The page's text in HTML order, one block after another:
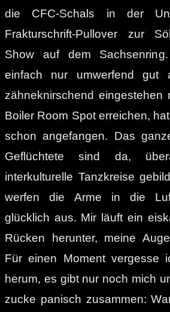
die CFC-Schals in der
Frakturschrift-Pullover zur
Show auf dem
einfach nur umwerfend
zähneknirschend eingestehen
Boiler Room Spot erreichen, hat
schon angefangen. Das
Geflüchtete sind da,
interkulturelle Tanzkreise
werfen die Arme in die
glücklich aus. Mir läuft ein
Rücken herunter, meine
Für einen Moment vergesse
herum, es gibt nur noch mich
zucke panisch zusammen: